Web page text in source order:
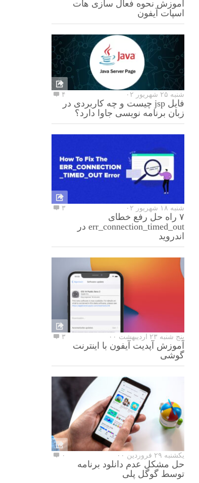
آموزش نحوه فعال سازی هات
اسپات آیفون
شنبه ۲۵ شهریور ۰۲ ۴
فایل jsp چیست و چه کاربردی در
زبان برنامه نویسی جاوا دارد؟
شنبه ۱۸ شهریور ۰۲ ۳
۷ راه حل رفع خطای
err_connection_timed_out در
اندروید
پنج شنبه ۲۳ اردیبهشت ۰۰ ۳
آموزش آپدیت آیفون با اینترنت
گوشی
یکشنبه ۲۹ فروردین ۰۰ ۰
حل مشکل عدم دانلود برنامه
توسط گوگل پلی